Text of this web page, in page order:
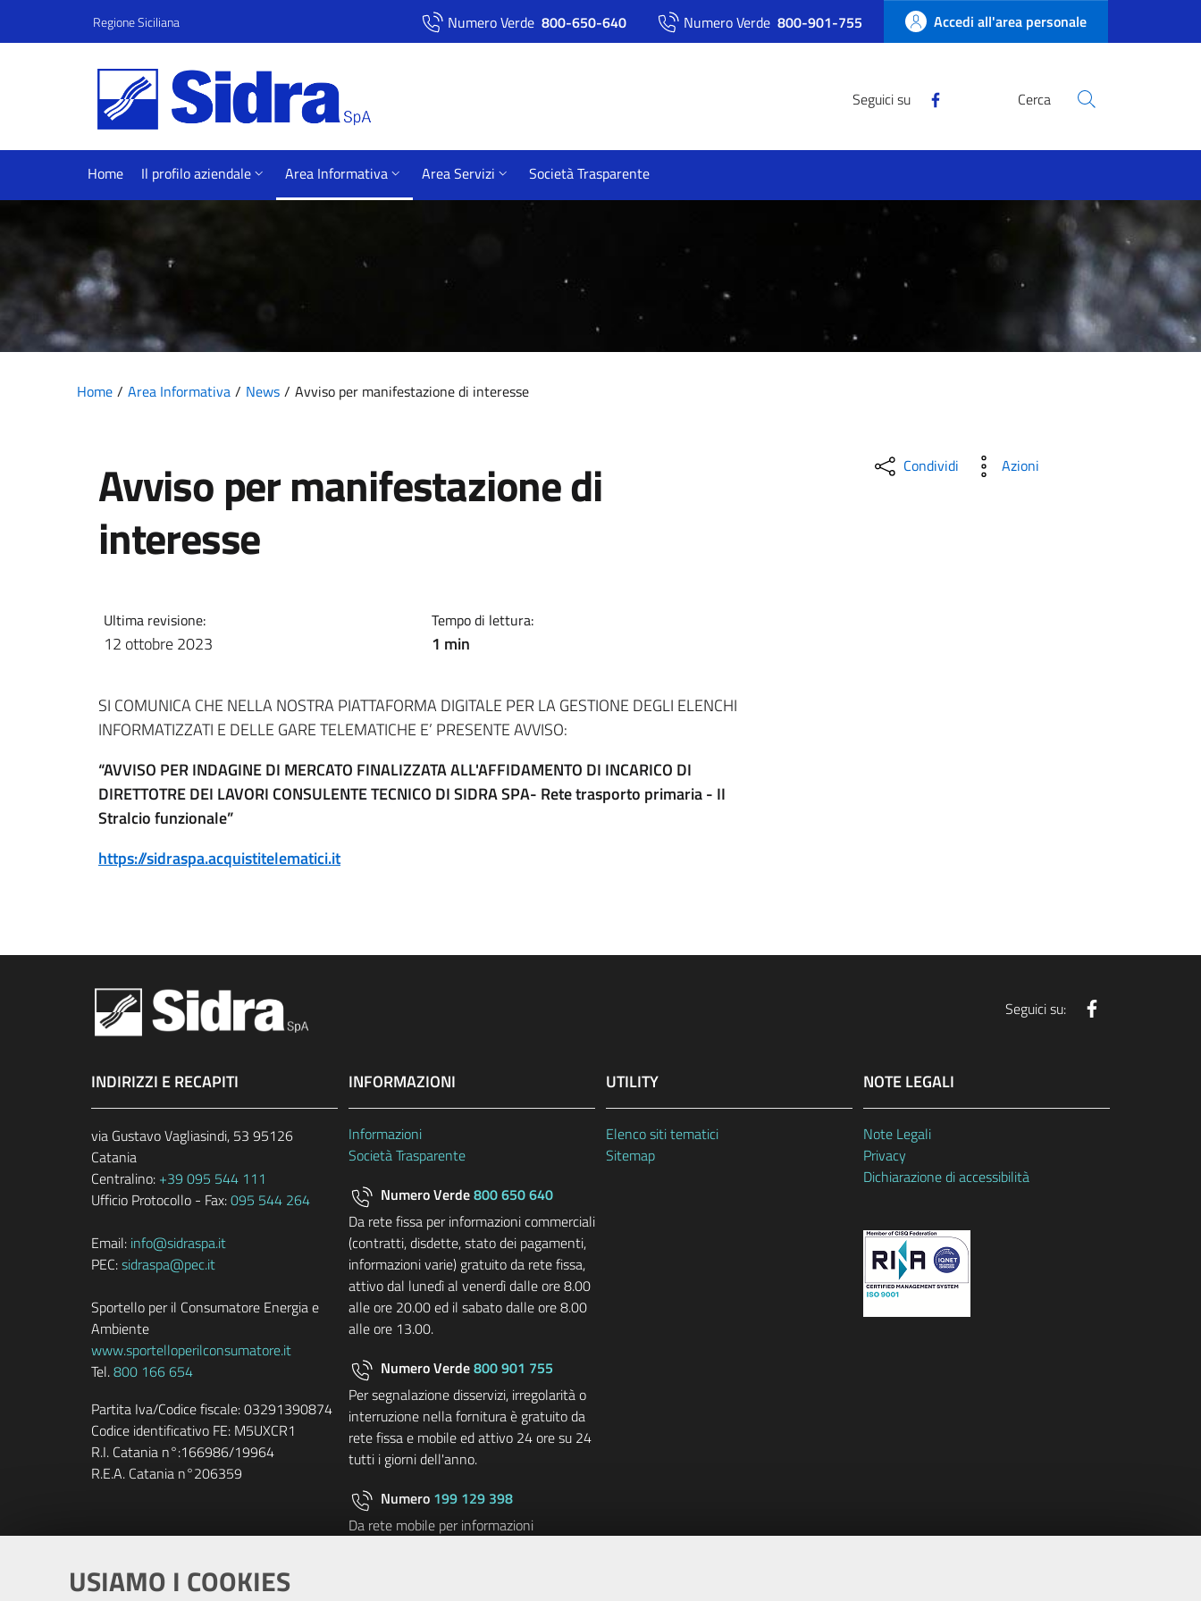
USIAMO I COOKIES
Vai al contenuto principale
Vai al menu principale
Regione Siciliana Numero Verde 800-650-640 Numero Verde 800-901-755 Accedi all'area personale
Seguici su Cerca
Home Il profilo aziendale Area Informativa Area Servizi Società Trasparente
Home Area Informativa News Avviso per manifestazione di interesse
Avviso per manifestazione di
interesse
Ultima revisione:
12 ottobre 2023
Tempo di lettura:
1 min
SI COMUNICA CHE NELLA NOSTRA PIATTAFORMA DIGITALE PER LA GESTIONE DEGLI ELENCHI
INFORMATIZZATI E DELLE GARE TELEMATICHE E’ PRESENTE AVVISO:
“AVVISO PER INDAGINE DI MERCATO FINALIZZATA ALL'AFFIDAMENTO DI INCARICO DI
DIRETTOTRE DEI LAVORI CONSULENTE TECNICO DI SIDRA SPA- Rete trasporto primaria - II
Stralcio funzionale”
https://sidraspa.acquistitelematici.it
Condividi Azioni
Seguici su:
INDIRIZZI E RECAPITI
via Gustavo Vagliasindi, 53 95126
Catania
Centralino: +39 095 544 111
Ufficio Protocollo - Fax:095 544 264
Email: info@sidraspa.it
PEC:sidraspa@pec.it
Sportello per il Consumatore Energia e
Ambiente
www.sportelloperilconsumatore.it
Tel.800 166 654
Partita Iva/Codice fiscale: 03291390874
Codice identificativo FE: M5UXCR1
R.I. Catania n°:166986/19964
R.E.A. Catania n°206359
INFORMAZIONI
Informazioni
Società Trasparente
Numero Verde800 650 640
Da rete fissa per informazioni commerciali
(contratti, disdette, stato dei pagamenti,
informazioni varie) gratuito da rete fissa,
attivo dal lunedì al venerdì dalle ore 8.00
alle ore 20.00 ed il sabato dalle ore 8.00
alle ore 13.00.
Numero Verde800 901 755
Per segnalazione disservizi, irregolarità o
interruzione nella fornitura è gratuito da
rete fissa e mobile ed attivo 24 ore su 24
tutti i giorni dell'anno.
Numero 199 129 398
Da rete mobile per informazioni
UTILITY
Elenco siti tematici
Sitemap
NOTE LEGALI
Note Legali
Privacy
Dichiarazione di accessibilità